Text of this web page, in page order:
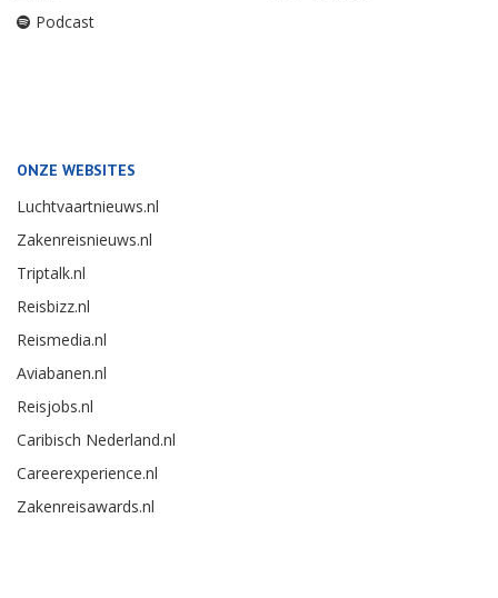
Podcast
ONZE WEBSITES
Luchtvaartnieuws.nl
Zakenreisnieuws.nl
Triptalk.nl
Reisbizz.nl
Reismedia.nl
Aviabanen.nl
Reisjobs.nl
Caribisch Nederland.nl
Careerexperience.nl
Zakenreisawards.nl